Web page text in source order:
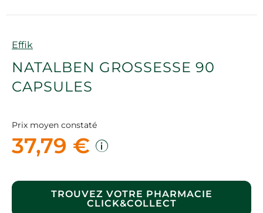
Marque
Effik
NATALBEN GROSSESSE 90
CAPSULES
Prix moyen constaté
37,79 €
TROUVEZ VOTRE PHARMACIE
CLICK&COLLECT